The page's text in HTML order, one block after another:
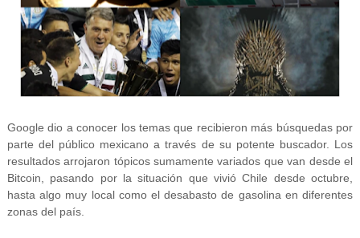
Google dio a conocer los temas que recibieron más búsquedas por
parte del público mexicano a través de su potente buscador. Los
resultados arrojaron tópicos sumamente variados que van desde el
Bitcoin, pasando por la situación que vivió Chile desde octubre,
hasta algo muy local como el desabasto de gasolina en diferentes
zonas del país.